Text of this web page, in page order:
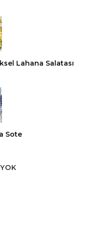
Lahana Salatası
Sote